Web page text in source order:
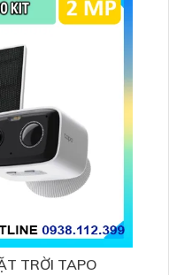
TRỜI TAPO